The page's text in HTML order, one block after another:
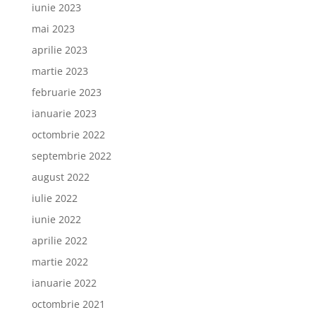
iunie 2023
mai 2023
aprilie 2023
martie 2023
februarie 2023
ianuarie 2023
octombrie 2022
septembrie 2022
august 2022
iulie 2022
iunie 2022
aprilie 2022
martie 2022
ianuarie 2022
octombrie 2021